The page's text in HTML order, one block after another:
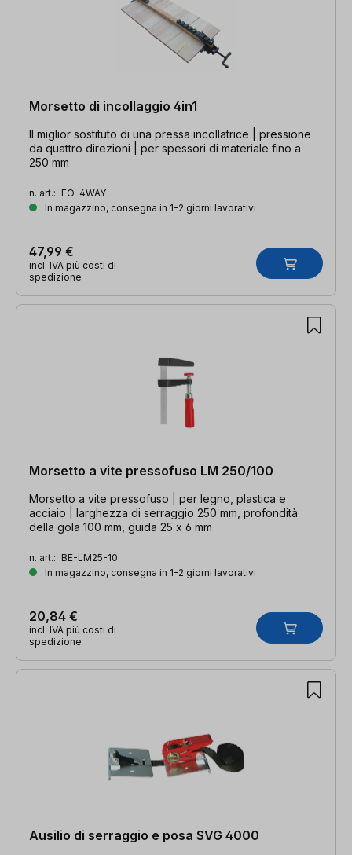
Morsetto di incollaggio 4in1
Il miglior sostituto di una pressa incollatrice | pressione
da quattro direzioni | per spessori di materiale fino a
250 mm
n. art.: FO-4WAY
In magazzino, consegna in 1-2 giorni lavorativi
47,99 €
incl. IVA più costi di
spedizione
Morsetto a vite pressofuso LM 250/100
Morsetto a vite pressofuso | per legno, plastica e
acciaio | larghezza di serraggio 250 mm, profondità
della gola 100 mm, guida 25 x 6 mm
n. art.: BE-LM25-10
In magazzino, consegna in 1-2 giorni lavorativi
20,84 €
incl. IVA più costi di
spedizione
Ausilio di serraggio e posa SVG 4000